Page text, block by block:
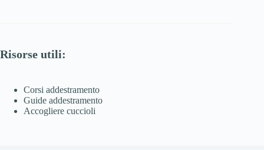
Risorse utili:
Corsi addestramento
Guide addestramento
Accogliere cuccioli